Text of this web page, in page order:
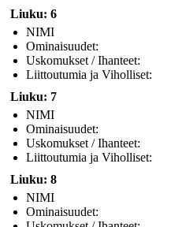
Liuku: 6
NIMI
Ominaisuudet:
Uskomukset / Ihanteet:
Liittoutumia ja Viholliset:
Liuku: 7
NIMI
Ominaisuudet:
Uskomukset / Ihanteet:
Liittoutumia ja Viholliset:
Liuku: 8
NIMI
Ominaisuudet: